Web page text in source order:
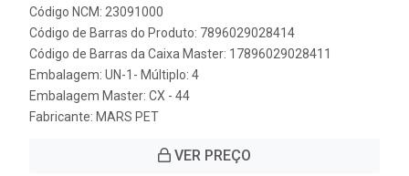
Código NCM: 23091000
Código de Barras do Produto: 7896029028414
Código de Barras da Caixa Master: 17896029028411
Embalagem: UN-1- Múltiplo: 4
Embalagem Master: CX - 44
Fabricante: MARS PET
VER PREÇO